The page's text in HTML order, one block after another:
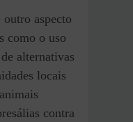
aspecto
como o uso
alternativas
locais
contra